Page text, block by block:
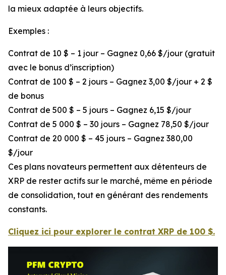
la mieux adaptée à leurs objectifs.
Exemples :
Contrat de 10 $ – 1 jour – Gagnez 0,66 $/jour (gratuit
avec le bonus d’inscription)
Contrat de 100 $ – 2 jours – Gagnez 3,00 $/jour + 2 $
de bonus
Contrat de 500 $ – 5 jours – Gagnez 6,15 $/jour
Contrat de 5 000 $ – 30 jours – Gagnez 78,50 $/jour
Contrat de 20 000 $ – 45 jours – Gagnez 380,00
$/jour
Ces plans novateurs permettent aux détenteurs de
XRP de rester actifs sur le marché, même en période
de consolidation, tout en générant des rendements
constants.
Cliquez ici pour explorer le contrat XRP de 100 $.